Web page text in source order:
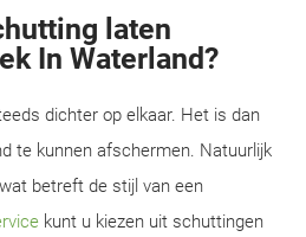
laten
In Waterland?
dichter op elkaar. Het is dan
te kunnen afschermen. Natuurlijk
betreft de stijl van een
kunt u kiezen uit schuttingen